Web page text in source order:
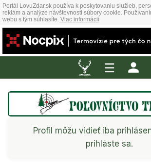
Portál LovuZdar.sk používa k poskytovaniu služieb,
reklám a analýze návštevnosti súbory cookie.
webu s tým súhlasíte. Viac informácií
☰
Profil môžu vidieť iba
prihláste sa.